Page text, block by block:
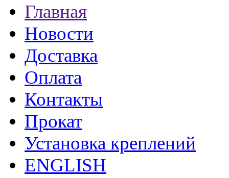
Главная
Новости
Доставка
Оплата
Контакты
Прокат
Установка креплений
ENGLISH